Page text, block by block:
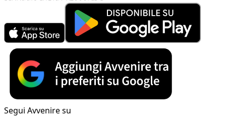
Segui Avvenire su